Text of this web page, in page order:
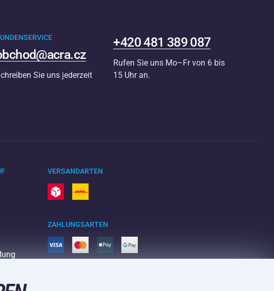
Sie uns jederzeit
+420 481 389 087
Rufen Sie uns Mo–Fr von 6 bis
15 Uhr an.
VERSANDARTEN
ZAHLUNGSARTEN